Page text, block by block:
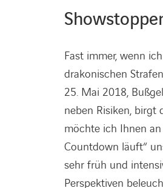
Fast immer, wenn
drakonischen
25. Mai 2018,
neben Risiken, birgt
möchte ich Ihnen
Countdown läuft“
sehr früh und
Perspektiven